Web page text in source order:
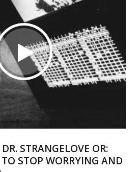
STRANGELOVE OR:
STOP WORRYING AND